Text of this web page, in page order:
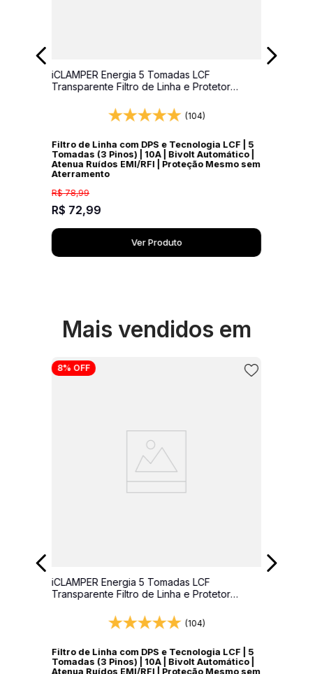
iCLAMPER Energia 5 Tomadas LCF
Transparente Filtro de Linha e Protetor
(104)
Filtro de Linha com DPS e Tecnologia LCF | 5
Tomadas (3 Pinos) | 10A | Bivolt Automático |
Atenua Ruídos EMI/RFI | Proteção Mesmo sem
Aterramento
R$ 78,99
R$ 72,99
Ver Produto
Mais vendidos em
8% OFF
iCLAMPER Energia 5 Tomadas LCF
Transparente Filtro de Linha e Protetor
(104)
Filtro de Linha com DPS e Tecnologia LCF | 5
Tomadas (3 Pinos) | 10A | Bivolt Automático |
Atenua Ruídos EMI/RFI | Proteção Mesmo sem